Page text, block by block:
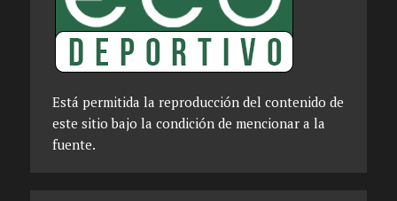
Está permitida la reproducción del contenido de
este sitio bajo la condición de mencionar a la
fuente.